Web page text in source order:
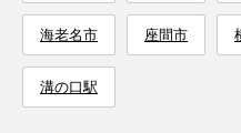
海老名市 座間市
溝の口駅